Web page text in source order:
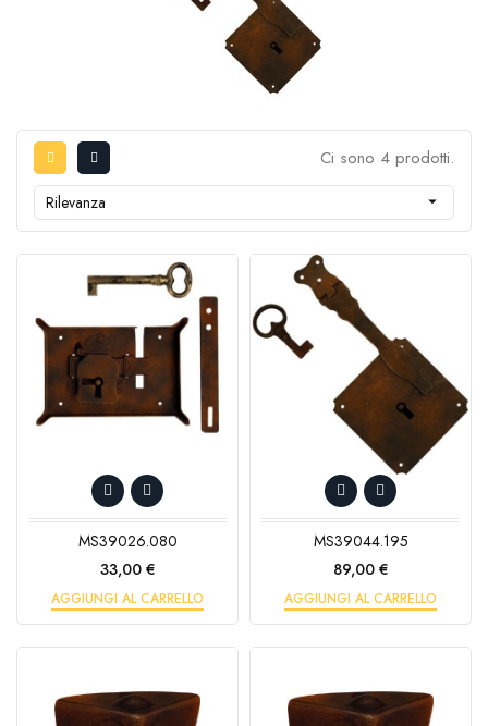
Ci sono 4 prodotti.
Rilevanza 
MS39026.080
Prezzo
33,00 €
AGGIUNGI AL CARRELLO
MS39044.195
Prezzo
89,00 €
AGGIUNGI AL CARRELLO